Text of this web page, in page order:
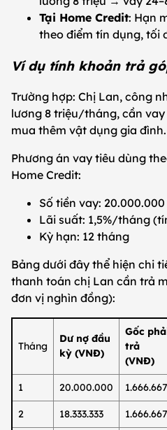
Tại Home Credit: Hạn
theo điểm tín dụng, tối
Ví dụ tính khoản trả
Trường hợp: Chị Lan, công
lương 8 triệu/tháng, cần vay
mua thêm vật dụng gia đình.
Phương án vay tiêu dùng
Home Credit:
Số tiền vay:
Lãi suất: 1,5%/tháng
Kỳ hạn: 12 tháng
Bảng dưới đây thể hiện chi
thanh toán chị Lan cần trả
đơn vị nghìn đồng):
Tháng
Dư nợ đầu
kỳ (VNĐ)
Gốc
trả
(VNĐ)
1 20.000.000 1.666.667
2 18.333.333 1.666.667